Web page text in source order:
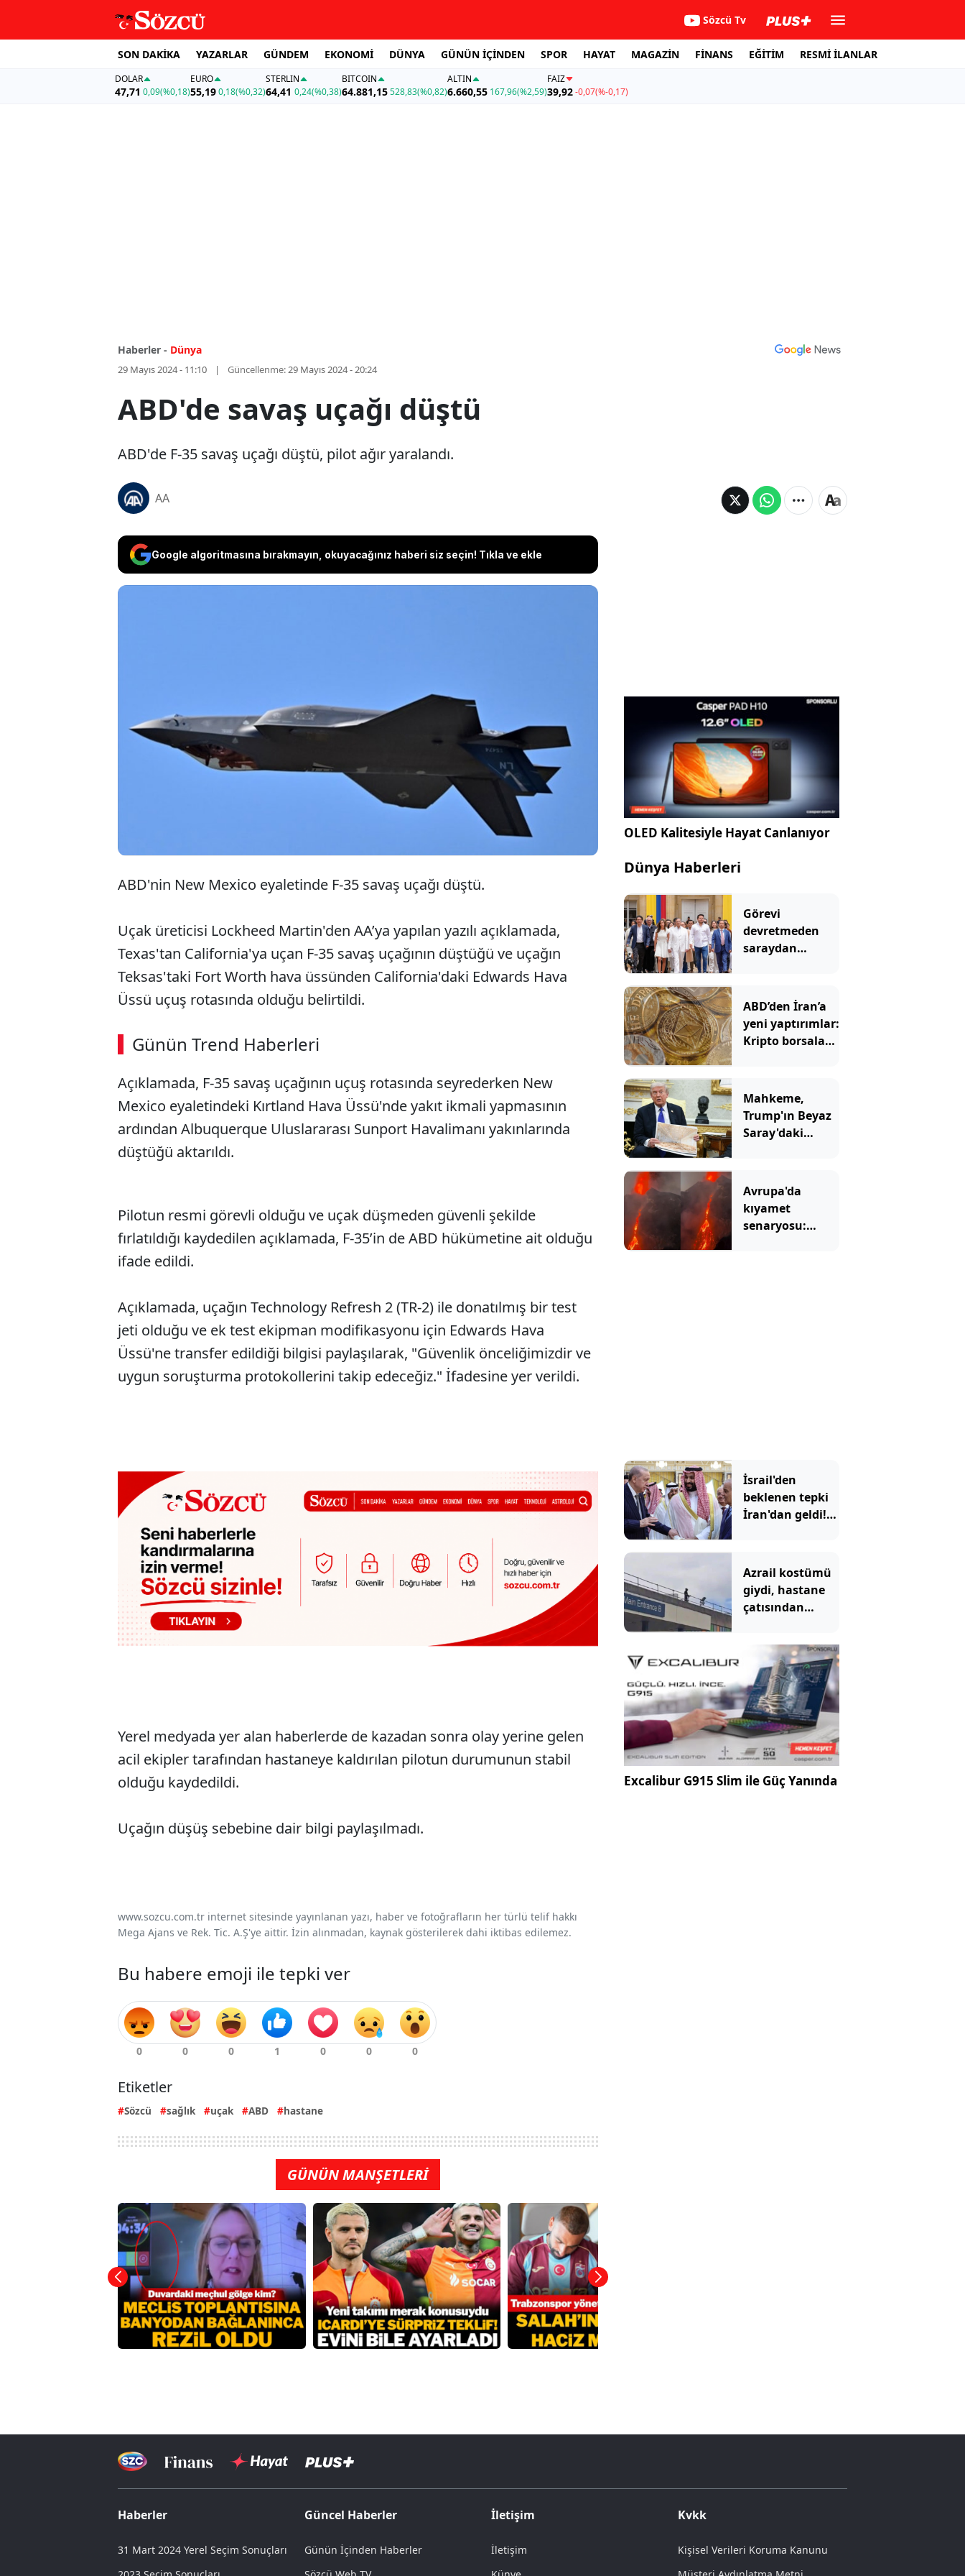
Sözcü Tv
SON DAKİKA YAZARLAR GÜNDEM EKONOMİ DÜNYA GÜNÜN İÇİNDEN SPOR HAYAT MAGAZİN FİNANS EĞİTİM RESMİ İLANLAR
DOLAR
47,71 0,09(%0,18)
EURO
55,19 0,18(%0,32)
STERLIN
64,41 0,24(%0,38)
BITCOIN
64.881,15528,83(%0,82)
ALTIN
6.660,55 167,96(%2,59)
FAİZ
39,92-0,07(%-0,17)
Haberler - Dünya
29 Mayıs 2024 - 11:10 Güncellenme:29 Mayıs 2024 - 20:24
ABD'de savaş uçağı düştü
ABD'de F-35 savaş uçağı düştü, pilot ağır yaralandı.
AA
Google algoritmasına bırakmayın, okuyacağınız haberi siz seçin! Tıkla ve ekle
ABD'de F-35 savaş uçağı düştü,
pilot ağır yaralandı.
ABD'nin New Mexico eyaletinde F-35 savaş uçağı düştü.
Uçak üreticisi Lockheed Martin'den AA’ya yapılan yazılı açıklamada,
Texas'tan California'ya uçan F-35 savaş uçağının düştüğü ve uçağın
Teksas'taki Fort Worth hava üssünden California'daki Edwards Hava
Üssü uçuş rotasında olduğu belirtildi.
Günün Trend Haberleri
Açıklamada, F-35 savaş uçağının uçuş rotasında seyrederken New
Mexico eyaletindeki Kırtland Hava Üssü'nde yakıt ikmali yapmasının
ardından Albuquerque Uluslararası Sunport Havalimanı yakınlarında
düştüğü aktarıldı.
Pilotun resmi görevli olduğu ve uçak düşmeden güvenli şekilde
fırlatıldığı kaydedilen açıklamada, F-35’in de ABD hükümetine ait olduğu
ifade edildi.
Açıklamada, uçağın Technology Refresh 2 (TR-2) ile donatılmış bir test
jeti olduğu ve ek test ekipman modifikasyonu için Edwards Hava
Üssü'ne transfer edildiği bilgisi paylaşılarak, "Güvenlik önceliğimizdir ve
uygun soruşturma protokollerini takip edeceğiz." İfadesine yer verildi.
Yerel medyada yer alan haberlerde de kazadan sonra olay yerine gelen
acil ekipler tarafından hastaneye kaldırılan pilotun durumunun stabil
olduğu kaydedildi.
Uçağın düşüş sebebine dair bilgi paylaşılmadı.
www.sozcu.com.tr internet sitesinde yayınlanan yazı, haber ve fotoğrafların her türlü telif hakkı
Mega Ajans ve Rek. Tic. A.Ş'ye aittir. İzin alınmadan, kaynak gösterilerek dahi iktibas edilemez.
Bu habere emoji ile tepki ver
Etiketler
Sözcü sağlık uçak ABD hastane
GÜNÜN MANŞETLERİ
OLED Kalitesiyle Hayat Canlanıyor
Dünya Haberleri
Görevi
devretmeden
saraydan
müzeye
çevireceğim’
demişti
ABD’den İran’a
yeni yaptırımlar:
Kripto borsaları
Mahkeme,
Trump'ın Beyaz
Saray'daki
Avrupa'da
kıyamet
senaryosu:
İsrail'den
beklenen tepki
İran'dan geldi!
Tahran'ı kızdırdı
Azrail kostümü
giydi, hastane
çatısından
göründü:
Mahkemede
ilginç savunma
Excalibur G915 Slim ile Güç Yanında
Haberler
31 Mart 2024 Yerel Seçim Sonuçları
Güncel Haberler
Günün İçinden Haberler
İletişim
İletişim
Kvkk
Kişisel Verileri Koruma Kanunu